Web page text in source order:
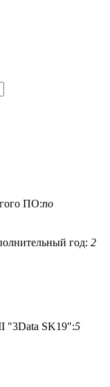
ПО:по
год: 2
"3Data SK19":5